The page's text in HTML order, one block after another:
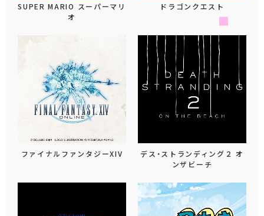
SUPER MARIO スーパーマリ
オ
ドラゴンクエスト
ファイナルファンタジーXIV
デス・ストランディング２ オ
ンザビーチ